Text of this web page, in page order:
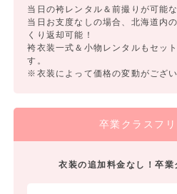
当日の袴レンタル＆前撮りが可能
当日お支度なしの場合、北海道内
くり返却可能！
袴衣装一式＆小物レンタルもセッ
す。
※衣装によって価格の変動がござ
卒業クラスフ
衣装の追加料金なし！卒